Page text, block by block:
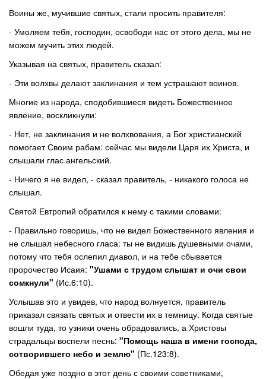
Воины же, мучившие святых, стали просить правителя:
- Умоляем тебя, господин, освободи нас от этого дела, мы не
можем мучить этих людей.
Указывая на святых, правитель сказал:
- Эти волхвы делают заклинания и тем устрашают воинов.
Многие из народа, сподобившиеся видеть Божественное
явление, воскликнули:
- Нет, не заклинания и не волхвования, а Бог христианский
помогает Своим рабам: сейчас мы видели Царя их Христа, и
слышали глас ангельский.
- Ничего я не видел, - сказал правитель, - никакого голоса не
слышал.
Святой Евтропий обратился к нему с такими словами:
- Правильно говоришь, что не видел Божественного явления и
не слышал небесного гласа: ты не видишь душевными очами,
потому что тебя ослепил диавол, и на тебе сбывается
пророчество Исаия: "Ушами с трудом слышат и очи свои
сомкнули" (Ис.6:10).
Услышав это и увидев, что народ волнуется, правитель
приказал связать святых и отвести их в темницу. Когда святые
вошли туда, то узники очень обрадовались, а Христовы
страдальцы воспели песнь: "Помощь наша в имени господа,
сотворившего небо и землю" (Пс.123:8).
Обедая уже поздно в этот день с своими советниками,